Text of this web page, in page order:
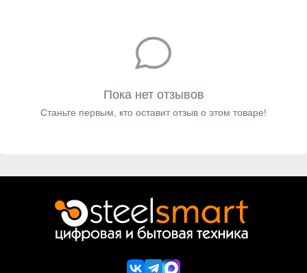
Пока нет отзывов
Станьте первым, кто оставит отзыв о этом товаре!